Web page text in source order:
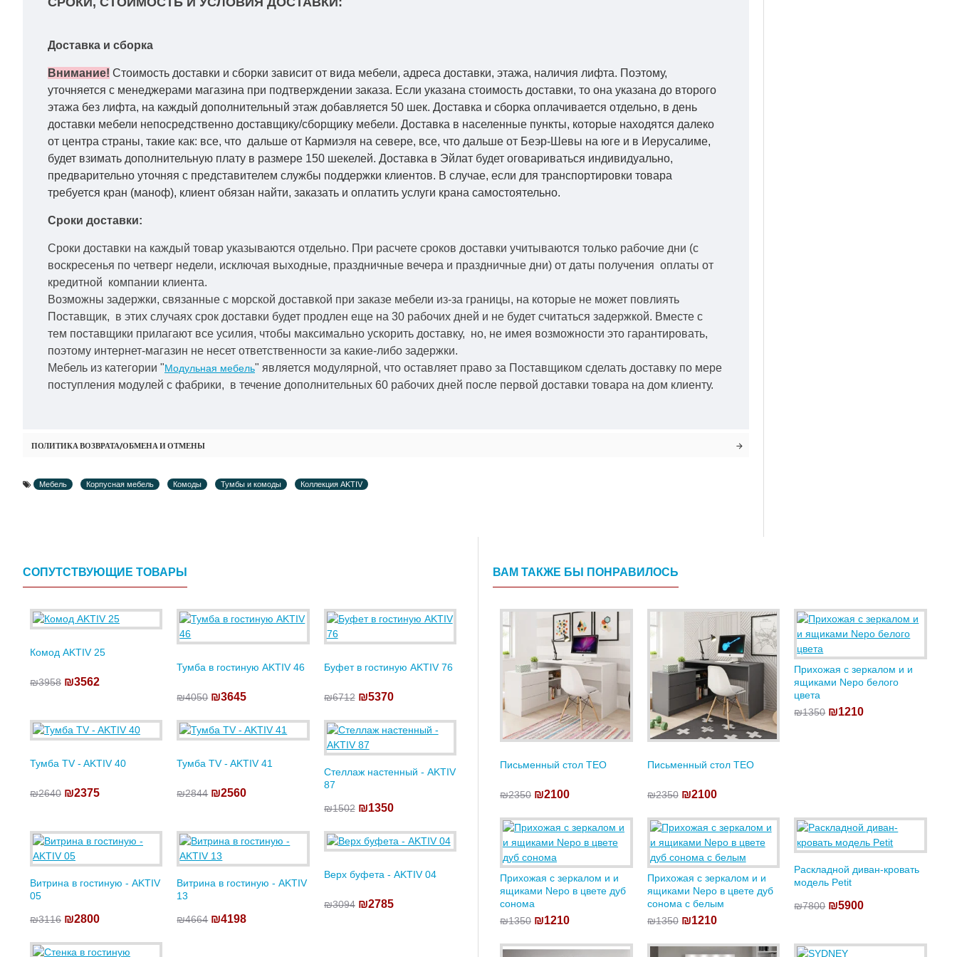
Доставка и сборка
Внимание! Стоимость доставки и сборки зависит от вида мебели, адреса доставки, этажа, наличия лифта. Поэтому,
уточняется с менеджерами магазина при подтверждении заказа. Если указана стоимость доставки, то она указана до второго
этажа без лифта, на каждый дополнительный этаж добавляется 50 шек. Доставка и сборка оплачивается отдельно, в день
доставки мебели непосредственно доставщику/сборщику мебели. Доставка в населенные пункты, которые находятся далеко
от центра страны, такие как: все, что дальше от Кармиэля на севере, все, что дальше от Беэр-Шевы на юге и в Иерусалиме,
будет взимать дополнительную плату в размере 150 шекелей. Доставка в Эйлат будет оговариваться индивидуально,
предварительно уточняя с представителем службы поддержки клиентов. В случае, если для транспортировки товара
требуется кран (маноф), клиент обязан найти, заказать и оплатить услуги крана самостоятельно.
Сроки доставки:
Сроки доставки на каждый товар указываются отдельно. При расчете сроков доставки учитываются только рабочие дни (с
воскресенья по четверг недели, исключая выходные, праздничные вечера и праздничные дни) от даты получения оплаты от
кредитной компании клиента.
Возможны задержки, связанные с морской доставкой при заказе мебели из-за границы, на которые не может повлиять
Поставщик, в этих случаях срок доставки будет продлен еще на 30 рабочих дней и не будет считаться задержкой. Вместе с
тем поставщики прилагают все усилия, чтобы максимально ускорить доставку, но, не имея возможности это гарантировать,
поэтому интернет-магазин не несет ответственности за какие-либо задержки.
Мебель из категории "Модульная мебель" является модулярной, что оставляет право за Поставщиком сделать доставку по мере
поступления модулей с фабрики, в течение дополнительных 60 рабочих дней после первой доставки товара на дом клиенту.
ПОЛИТИКА ВОЗВРАТА/ОБМЕНА И ОТМЕНЫ
Мебель Корпусная мебель Комоды Тумбы и комоды Коллекция AKTIV
СОПУТСТВУЮЩИЕ ТОВАРЫ
Комод AKTIV 25
₪3958 ₪3562
Тумба в гостиную AKTIV 46
₪4050 ₪3645
Буфет в гостиную AKTIV 76
₪6712 ₪5370
Тумба TV - AKTIV 40
₪2640 ₪2375
Тумба TV - AKTIV 41
₪2844 ₪2560
Стеллаж настенный - AKTIV
87
₪1502 ₪1350
Витрина в гостиную - AKTIV
05
₪3116 ₪2800
Витрина в гостиную - AKTIV
13
₪4664 ₪4198
Верх буфета - AKTIV 04
₪3094 ₪2785
ВАМ ТАКЖЕ БЫ ПОНРАВИЛОСЬ
Письменный стол TEO
₪2350 ₪2100
Письменный стол TEO
₪2350 ₪2100
Прихожая с зеркалом и и
ящиками Nepo белого
цвета
₪1350 ₪1210
Прихожая с зеркалом и и
ящиками Nepo в цвете дуб
сонома
₪1350 ₪1210
Прихожая с зеркалом и и
ящиками Nepo в цвете дуб
сонома с белым
₪1350 ₪1210
Раскладной диван-кровать
модель Petit
₪7800 ₪5900